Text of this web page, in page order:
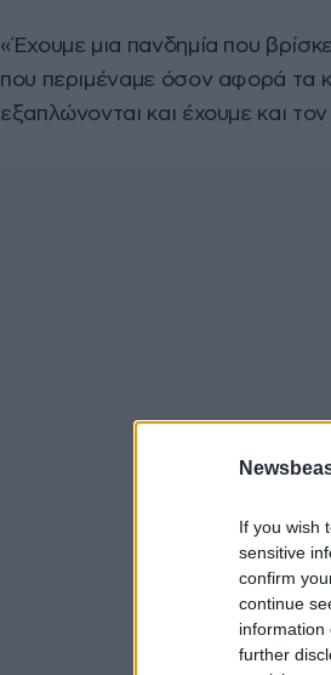
If you wish
sensitive
confirm
continue
information
further
«Έχουμε μια πανδημία που
που περιμέναμε όσον αφορά τα
εξαπλώνονται και έχουμε και